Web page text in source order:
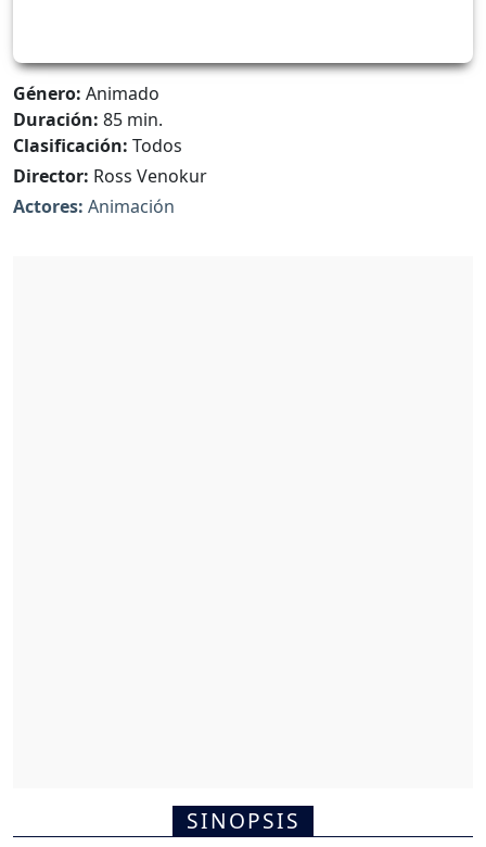
Género: Animado
Duración: 85 min.
Clasificación: Todos
Director: Ross Venokur
Actores: Animación
SINOPSIS